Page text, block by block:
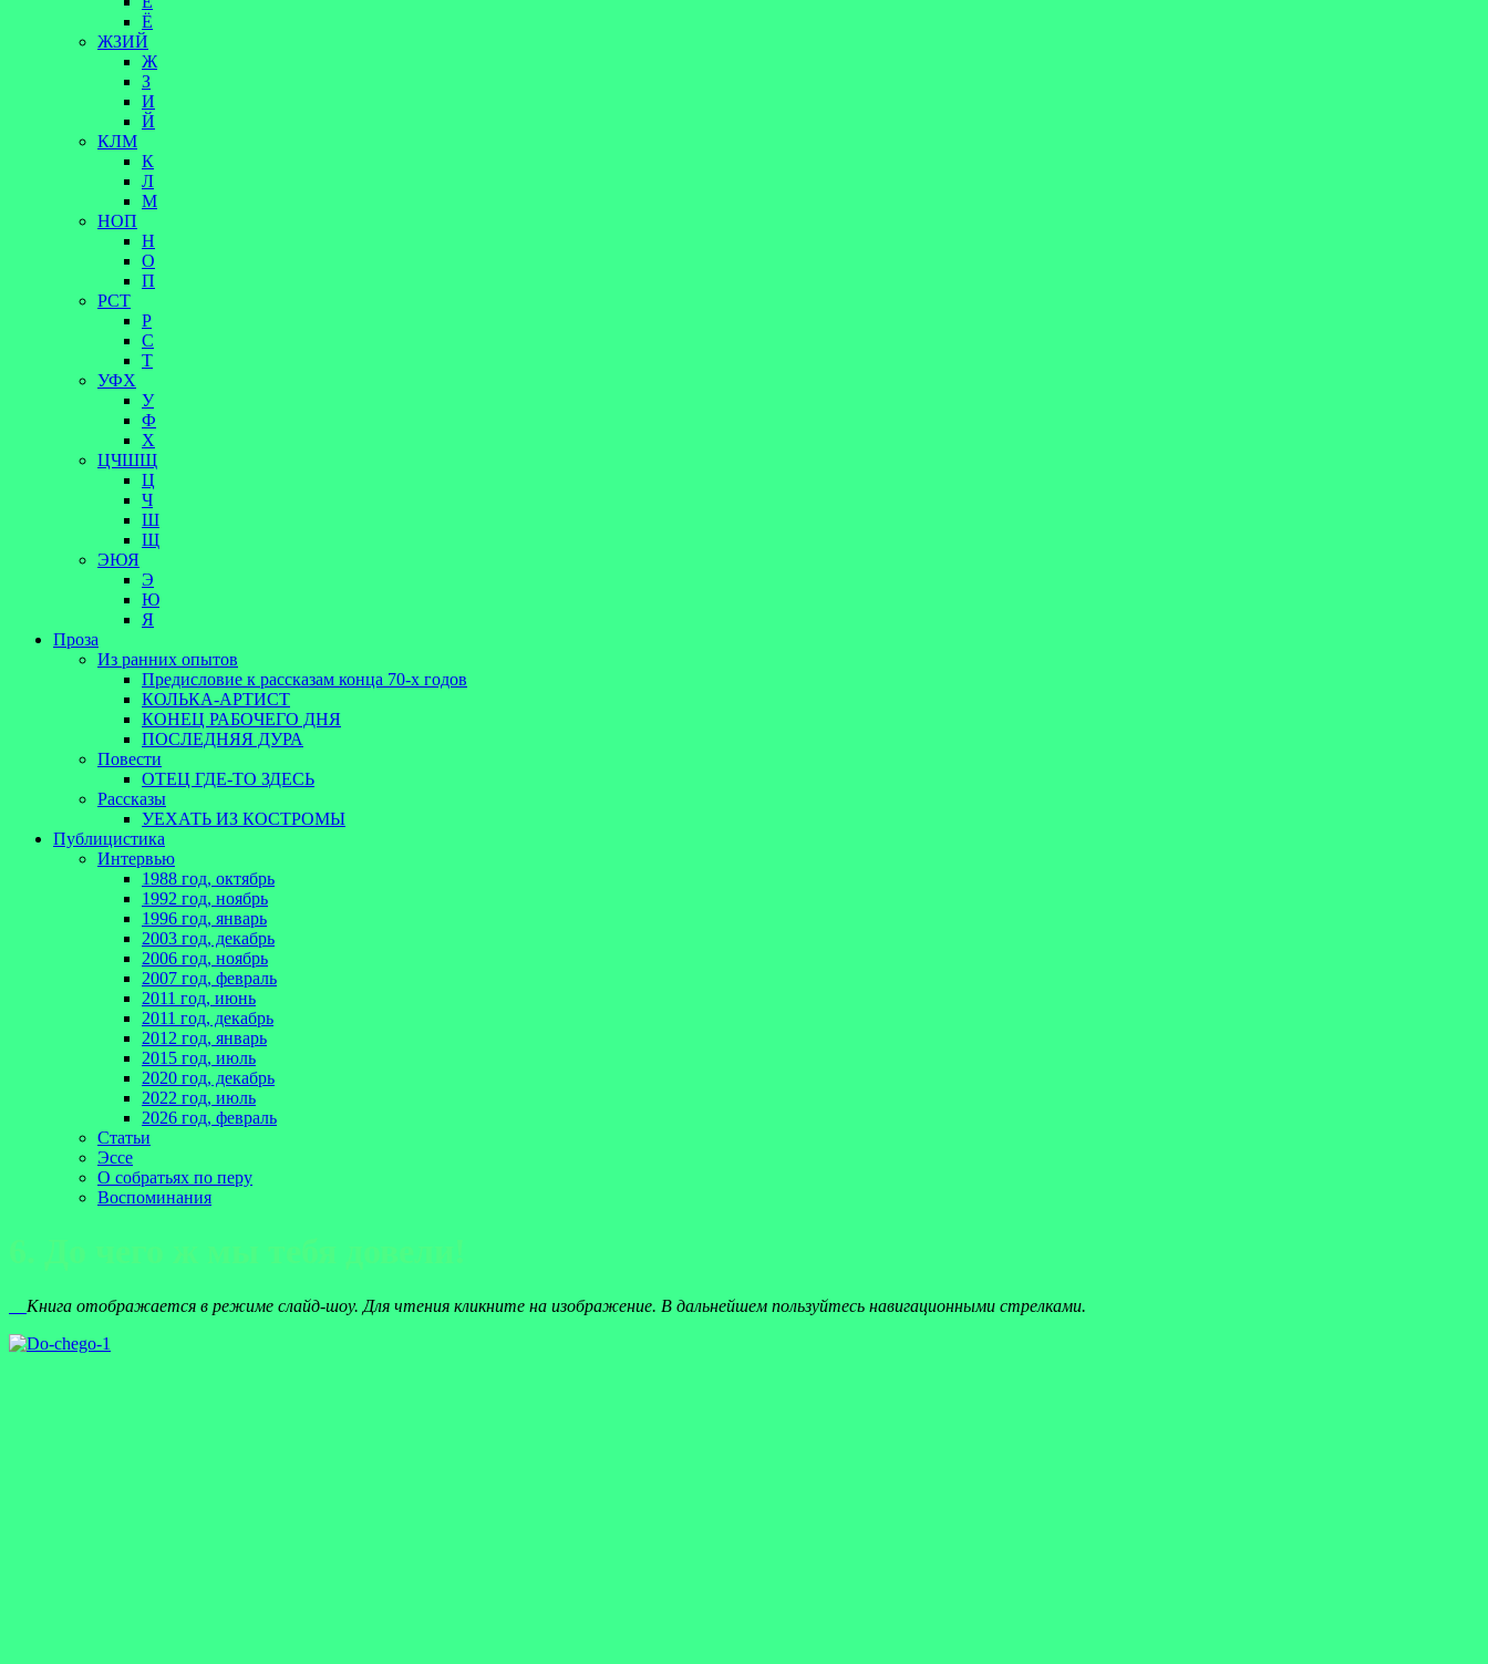
Ё
ЖЗИЙ
Ж
З
И
Й
КЛМ
К
Л
М
НОП
Н
О
П
РСТ
Р
С
Т
УФХ
У
Ф
Х
ЦЧШЩ
Ц
Ч
Ш
Щ
ЭЮЯ
Э
Ю
Я
Проза
Из ранних опытов
Предисловие к рассказам конца 70-х годов
КОЛЬКА-АРТИСТ
КОНЕЦ РАБОЧЕГО ДНЯ
ПОСЛЕДНЯЯ ДУРА
Повести
ОТЕЦ ГДЕ-ТО ЗДЕСЬ
Рассказы
УЕХАТЬ ИЗ КОСТРОМЫ
Публицистика
Интервью
1988 год, октябрь
1992 год, ноябрь
1996 год, январь
2003 год, декабрь
2006 год, ноябрь
2007 год, февраль
2011 год, июнь
2011 год, декабрь
2012 год, январь
2015 год, июль
2020 год, декабрь
2022 год, июль
2026 год, февраль
Статьи
Эссе
О собратьях по перу
Воспоминания
Книга отображается в режиме слайд-шоу. Для чтения кликните на изображение. В дальнейшем пользуйтесь навигационными стрелками.